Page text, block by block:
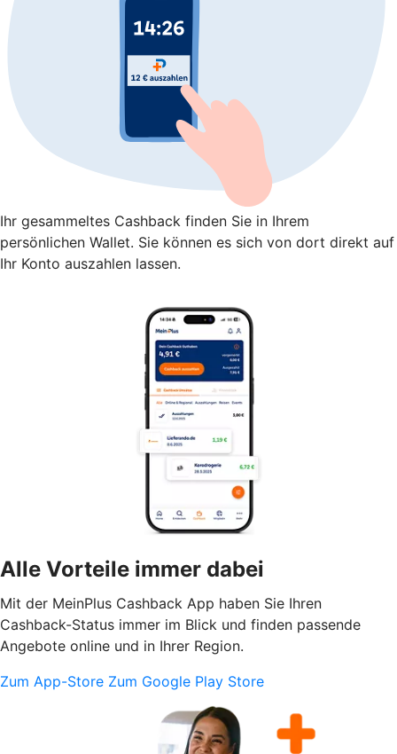
Ihr gesammeltes Cashback finden Sie in Ihrem
persönlichen Wallet. Sie können es sich von dort direkt auf
Ihr Konto auszahlen lassen.
Alle Vorteile immer dabei
Mit der MeinPlus Cashback App haben Sie Ihren
Cashback-Status immer im Blick und finden passende
Angebote online und in Ihrer Region.
Zum App-Store Zum Google Play Store